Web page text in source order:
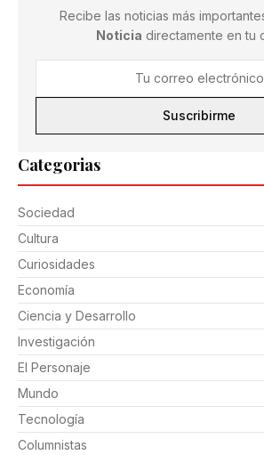
Categorias
Sociedad
Cultura
Curiosidades
Economía
Ciencia y Desarrollo
Investigación
El Personaje
Mundo
Tecnología
Columnistas
Recibe las noticias más
Noticia directamente en tu
Suscribirme